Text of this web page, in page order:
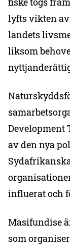
lyfts vikten
landets
liksom
Development
av den nya
influerat och
Masifundise
som